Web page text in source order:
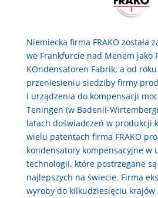
Niemiecka firma FRAKO została
we Frankfurcie nad Menem jako
KOndensatoren Fabrik, a od
przeniesieniu siedziby firmy
i urządzenia do kompensacji
Teningen (w Badenii-
latach doświadczeń w produkcji
wielu patentach firma FRAKO
kondensatory kompensacyjne w
technologii, które postrzegane
najlepszych na świecie. Firma
wyroby do kilkudziesięciu krajów